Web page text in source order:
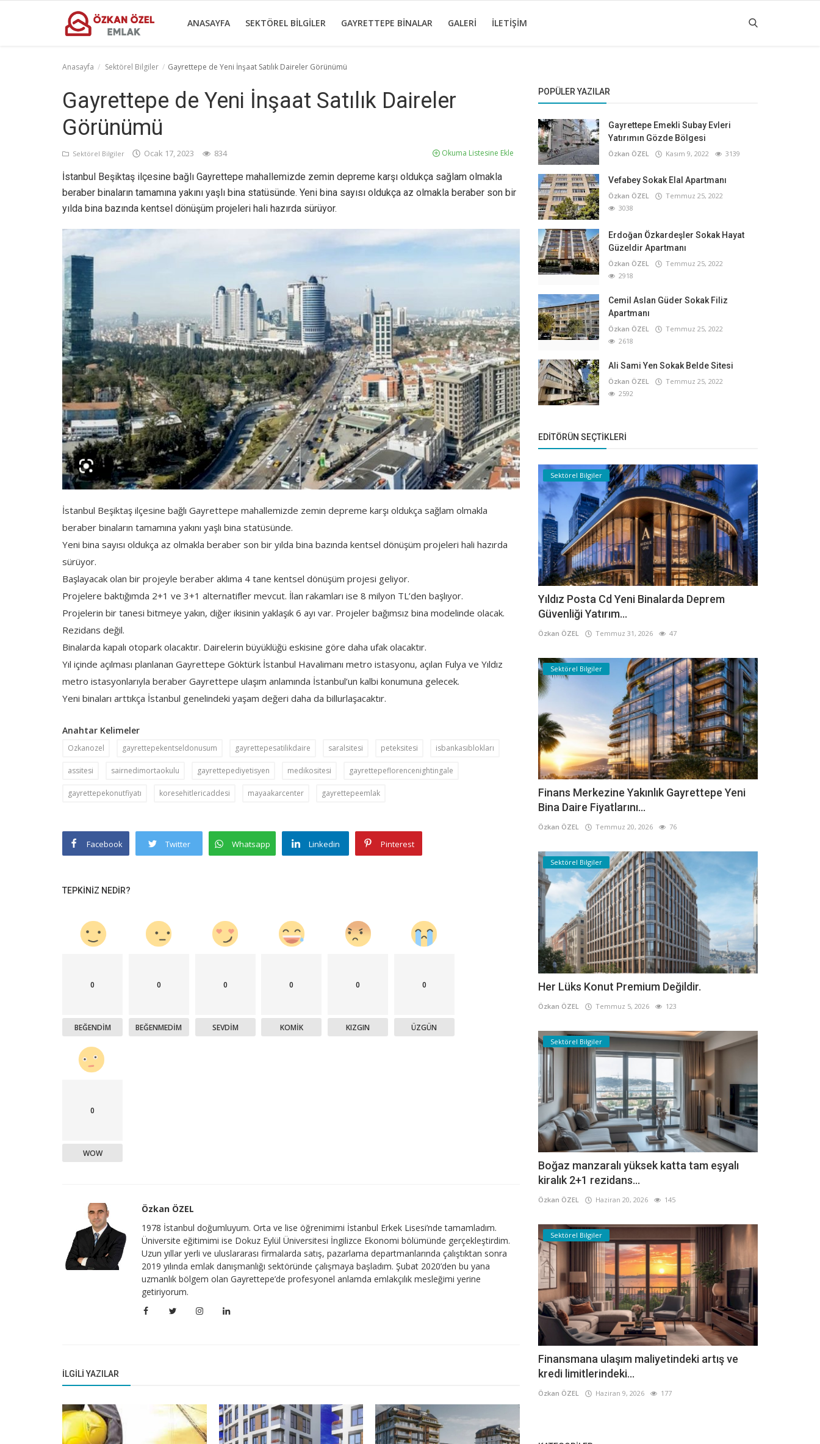
ANASAYFA SEKTÖREL BILGILER GAYRETTEPE BINALAR GALERI İLETIŞIM
Gayrettepe Binalar
Anasayfa Sektörel Bilgiler Gayrettepe de Yeni İnşaat Satılık Daireler Görünümü
Gayrettepe de Yeni İnşaat Satılık Daireler
Görünümü
Sektörel Bilgiler Ocak 17, 2023 834 Okuma Listesine Ekle
İstanbul Beşiktaş ilçesine bağlı Gayrettepe mahallemizde zemin depreme karşı oldukça sağlam olmakla
beraber binaların tamamına yakını yaşlı bina statüsünde. Yeni bina sayısı oldukça az olmakla beraber son bir
yılda bina bazında kentsel dönüşüm projeleri hali hazırda sürüyor.
İstanbul Beşiktaş ilçesine bağlı Gayrettepe mahallemizde zemin depreme karşı oldukça sağlam olmakla
beraber binaların tamamına yakını yaşlı bina statüsünde.
Yeni bina sayısı oldukça az olmakla beraber son bir yılda bina bazında kentsel dönüşüm projeleri hali hazırda
sürüyor.
Başlayacak olan bir projeyle beraber aklıma 4 tane kentsel dönüşüm projesi geliyor.
Projelere baktığımda 2+1 ve 3+1 alternatifler mevcut. İlan rakamları ise 8 milyon TL’den başlıyor.
Projelerin bir tanesi bitmeye yakın, diğer ikisinin yaklaşık 6 ayı var. Projeler bağımsız bina modelinde olacak.
Rezidans değil.
Binalarda kapalı otopark olacaktır. Dairelerin büyüklüğü eskisine göre daha ufak olacaktır.
Yıl içinde açılması planlanan Gayrettepe Göktürk İstanbul Havalimanı metro istasyonu, açılan Fulya ve Yıldız
metro istasyonlarıyla beraber Gayrettepe ulaşım anlamında İstanbul’un kalbi konumuna gelecek.
Yeni binaları arttıkça İstanbul genelindeki yaşam değeri daha da billurlaşacaktır.
Anahtar Kelimeler
Ozkanozel gayrettepekentseldonusum gayrettepesatilikdaire saralsitesi peteksitesi isbankasıblokları
assitesi sairnedimortaokulu gayrettepediyetisyen medikositesi gayrettepeflorencenightingale
gayrettepekonutfiyatı koresehitlericaddesi mayaakarcenter gayrettepeemlak
Facebook Twitter Whatsapp Linkedin Pinterest
TEPKINIZ NEDIR?
0
BEĞENDIM
0
BEĞENMEDIM
0
SEVDIM
0
KOMIK
0
KIZGIN
0
ÜZGÜN
0
WOW
Özkan ÖZEL
1978 İstanbul doğumluyum. Orta ve lise öğrenimimi İstanbul Erkek Lisesi’nde tamamladım.
Üniversite eğitimimi ise Dokuz Eylül Üniversitesi İngilizce Ekonomi bölümünde gerçekleştirdim.
Uzun yıllar yerli ve uluslararası firmalarda satış, pazarlama departmanlarında çalıştıktan sonra
2019 yılında emlak danışmanlığı sektöründe çalışmaya başladım. Şubat 2020’den bu yana
uzmanlık bölgem olan Gayrettepe’de profesyonel anlamda emlakçılık mesleğimi yerine
getiriyorum.
İLGILI YAZILAR
POPÜLER YAZILAR
Gayrettepe Emekli Subay Evleri
Yatırımın Gözde Bölgesi
Özkan ÖZEL Kasım 9, 2022 3139
Vefabey Sokak Elal Apartmanı
Özkan ÖZEL
Temmuz 25, 2022
3038
Erdoğan Özkardeşler Sokak Hayat
Güzeldir Apartmanı
Özkan ÖZEL
Temmuz 25, 2022
2918
Cemil Aslan Güder Sokak Filiz
Apartmanı
Özkan ÖZEL
Temmuz 25, 2022
2618
Ali Sami Yen Sokak Belde Sitesi
Özkan ÖZEL
Temmuz 25, 2022
2592
EDITÖRÜN SEÇTIKLERI
Sektörel Bilgiler
Yıldız Posta Cd Yeni Binalarda Deprem
Güvenliği Yatırım...
Özkan ÖZEL Temmuz 31, 2026 47
Sektörel Bilgiler
Finans Merkezine Yakınlık Gayrettepe Yeni
Bina Daire Fiyatlarını...
Özkan ÖZEL Temmuz 20, 2026 76
Sektörel Bilgiler
Her Lüks Konut Premium Değildir.
Özkan ÖZEL Temmuz 5, 2026 123
Sektörel Bilgiler
Boğaz manzaralı yüksek katta tam eşyalı
kiralık 2+1 rezidans...
Özkan ÖZEL Haziran 20, 2026 145
Sektörel Bilgiler
Finansmana ulaşım maliyetindeki artış ve
kredi limitlerindeki...
Özkan ÖZEL Haziran 9, 2026 177